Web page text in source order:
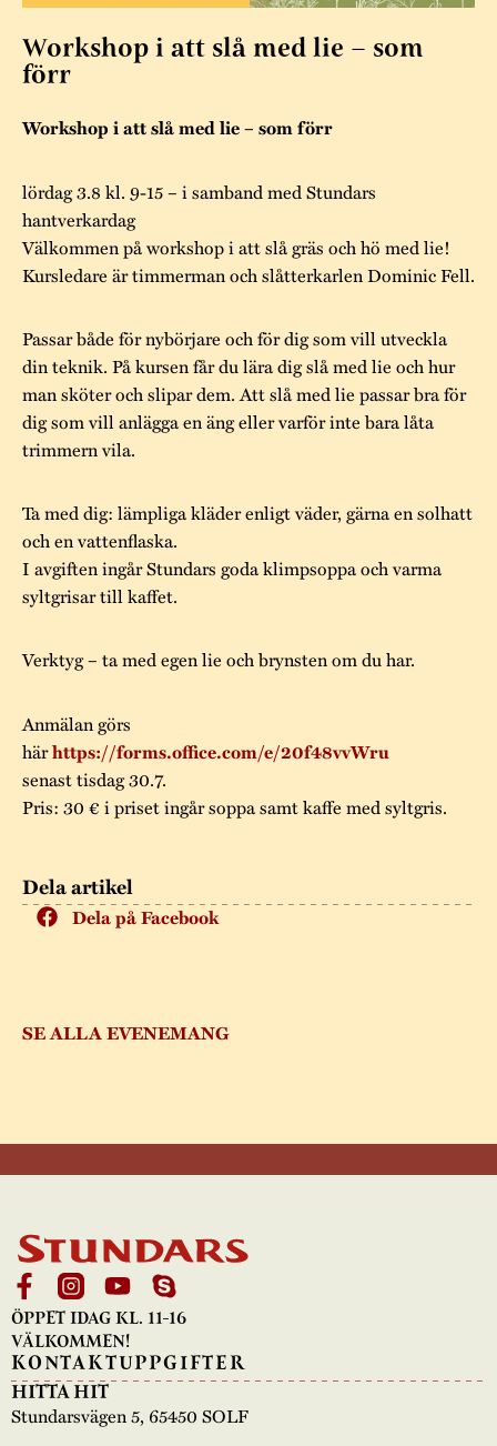
Tillgänglighet
Hållbar utveckling
Kontakta oss
Kalas på Stundars
Stundars teater
Byggnadsvård
Projekt
Stugornas Stundars
Stundarsvänner
Årets Gunnar
Stundars
registerbeskrivning
Dela artikel
Dela på Facebook
SE ALLA EVENEMANG
Workshop i att slå med lie – som
förr
Workshop i att slå med lie – som förr
lördag 3.8 kl. 9-15 – i samband med Stundars
hantverkardag
Välkommen på workshop i att slå gräs och hö med lie!
Kursledare är timmerman och slåtterkarlen Dominic Fell.
Passar både för nybörjare och för dig som vill utveckla
din teknik. På kursen får du lära dig slå med lie och hur
man sköter och slipar dem. Att slå med lie passar bra för
dig som vill anlägga en äng eller varför inte bara låta
trimmern vila.
Ta med dig: lämpliga kläder enligt väder, gärna en solhatt
och en vattenflaska.
I avgiften ingår Stundars goda klimpsoppa och varma
syltgrisar till kaffet.
Verktyg – ta med egen lie och brynsten om du har.
Anmälan görs
härhttps://forms.office.com/e/20f48vvWru
senast tisdag 30.7.
Pris: 30 € i priset ingår soppa samt kaffe med syltgris.
ÖPPET IDAG KL. 11-16
VÄLKOMMEN!
KONTAKTUPPGIFTER
HITTA HIT
Stundarsvägen 5, 65450 SOLF